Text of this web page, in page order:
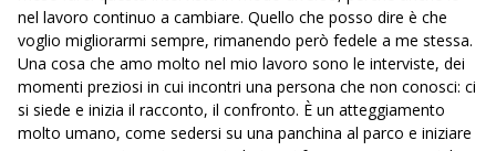
nel lavoro continuo a cambiare. Quello che posso dire è che
voglio migliorarmi sempre, rimanendo però fedele a me stessa.
Una cosa che amo molto nel mio lavoro sono le interviste, dei
momenti preziosi in cui incontri una persona che non conosci: ci
si siede e inizia il racconto, il confronto. È un atteggiamento
molto umano, come sedersi su una panchina al parco e iniziare